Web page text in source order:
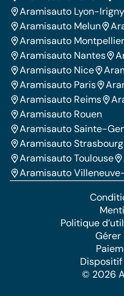
Aramisauto Lyon-Irigny
Aramisauto Melun
Aramisauto Montpellier
Aramisauto Nantes
Aramisauto Nice
Aramisauto Paris
Aramisauto Reims
Aramisauto Rouen
Aramisauto Sainte-
Aramisauto Strasbourg
Aramisauto Toulouse
Aramisauto
Politique
Gérer
© 2026